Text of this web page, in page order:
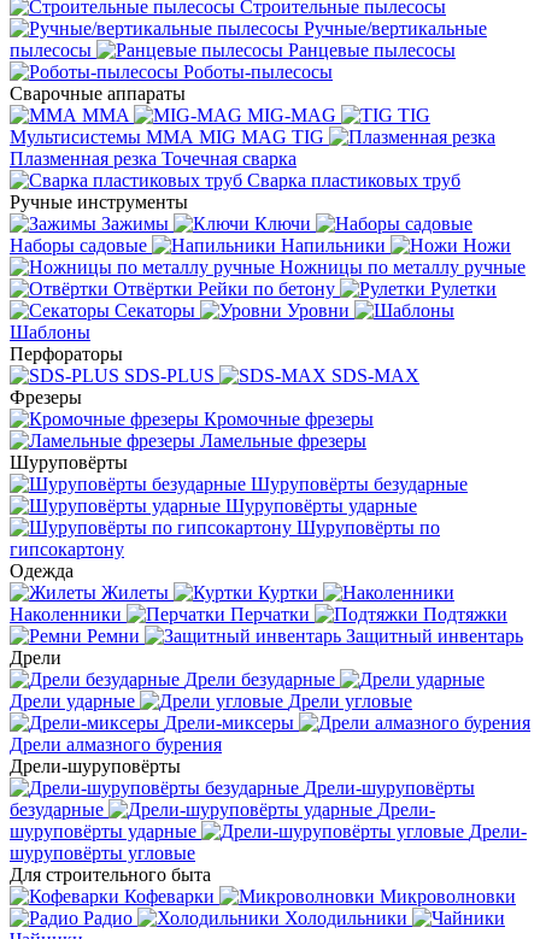
Строительные пылесосы
Ручные/вертикальные
пылесосы
Ранцевые пылесосы
Роботы-пылесосы
Сварочные аппараты
MMA
MIG-MAG
TIG
Мультисистемы ММА MIG MAG TIG
Плазменная резка Точечная сварка
Cварка пластиковых труб
Ручные инструменты
Зажимы
Ключи
Наборы садовые
Напильники
Ножи
Ножницы по металлу ручные
Отвёртки Рейки по бетону
Рулетки
Секаторы
Уровни
Шаблоны
Перфораторы
SDS-PLUS
SDS-MAX
Фрезеры
Кромочные фрезеры
Ламельные фрезеры
Шуруповёрты
Шуруповёрты безударные
Шуруповёрты ударные
Шуруповёрты по
гипсокартону
Одежда
Жилеты
Куртки
Наколенники
Перчатки
Подтяжки
Ремни
Защитный инвентарь
Дрели
Дрели безударные
Дрели ударные
Дрели угловые
Дрели-миксеры
Дрели алмазного бурения
Дрели-шуруповёрты
Дрели-шуруповёрты
безударные
Дрели-
шуруповёрты ударные
Дрели-
шуруповёрты угловые
Для строительного быта
Кофеварки
Микроволновки
Радио
Холодильники